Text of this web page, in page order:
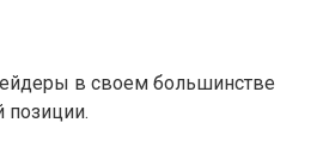
в своем большинстве
позиции.